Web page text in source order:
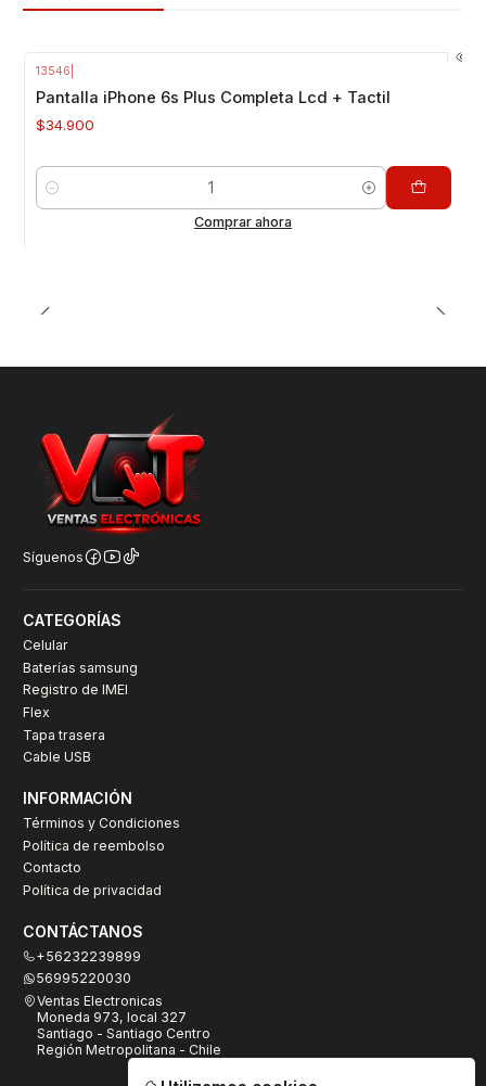
13546
Pantalla iPhone 6s Plus Completa Lcd + Tactil
$34.900
Cantidad
Comprar ahora
Síguenos
CATEGORÍAS
Celular
Baterías samsung
Registro de IMEI
Flex
Tapa trasera
Cable USB
INFORMACIÓN
Términos y Condiciones
Política de reembolso
Contacto
Política de privacidad
CONTÁCTANOS
+56232239899
56995220030
Ventas Electronicas
Moneda 973, local 327
Santiago - Santiago Centro
Región Metropolitana - Chile